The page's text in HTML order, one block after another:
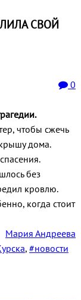
СВОЙ
0
чтобы сжечь
дома.
без
кровлю.
когда стоит
Мария Андреева
, #новости